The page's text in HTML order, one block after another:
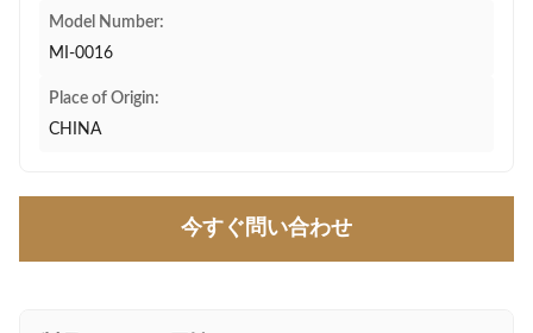
Model Number:
MI-0016
Place of Origin:
CHINA
今すぐ問い合わせ